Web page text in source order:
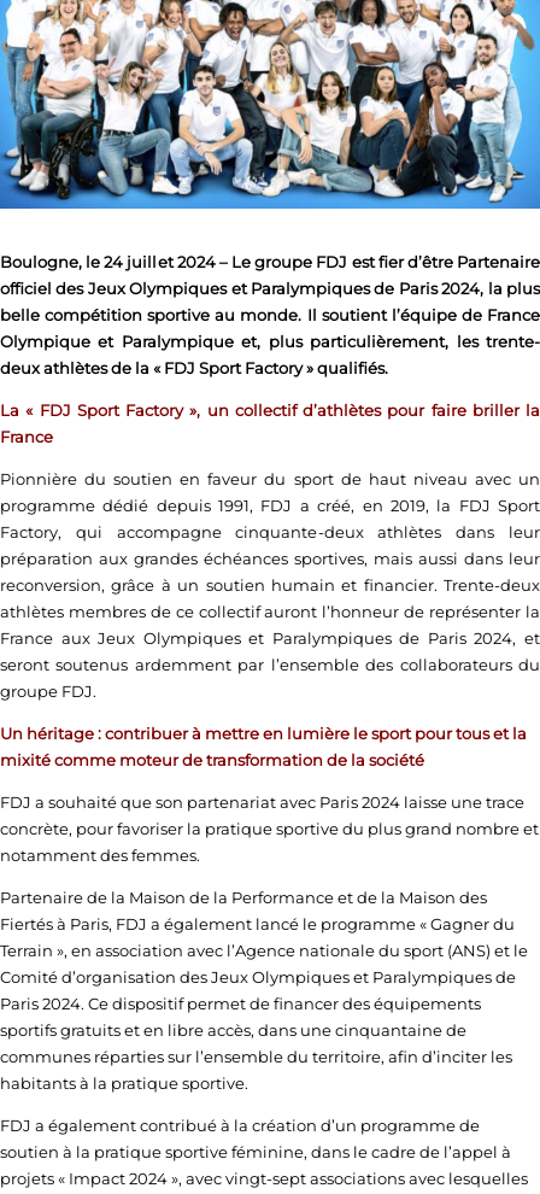
Boulogne, le 24 juillet 2024 – Le groupe FDJ est fier d’être Partenaire
officiel des Jeux Olympiques et Paralympiques de Paris 2024, la plus
belle compétition sportive au monde. Il soutient l’équipe de France
Olympique et Paralympique et, plus particulièrement, les trente-
deux athlètes de la « FDJ Sport Factory » qualifiés.
La « FDJ Sport Factory », un collectif d’athlètes pour faire briller la
France
Pionnière du soutien en faveur du sport de haut niveau avec un
programme dédié depuis 1991, FDJ a créé, en 2019, la FDJ Sport
Factory, qui accompagne cinquante-deux athlètes dans leur
préparation aux grandes échéances sportives, mais aussi dans leur
reconversion, grâce à un soutien humain et financier. Trente-deux
athlètes membres de ce collectif auront l’honneur de représenter la
France aux Jeux Olympiques et Paralympiques de Paris 2024, et
seront soutenus ardemment par l’ensemble des collaborateurs du
groupe FDJ.
Un héritage : contribuer à mettre en lumière le sport pour tous et la
mixité comme moteur de transformation de la société
FDJ a souhaité que son partenariat avec Paris 2024 laisse une trace
concrète, pour favoriser la pratique sportive du plus grand nombre et
notamment des femmes.
Partenaire de la Maison de la Performance et de la Maison des
Fiertés à Paris, FDJ a également lancé le programme « Gagner du
Terrain », en association avec l’Agence nationale du sport (ANS) et le
Comité d’organisation des Jeux Olympiques et Paralympiques de
Paris 2024. Ce dispositif permet de financer des équipements
sportifs gratuits et en libre accès, dans une cinquantaine de
communes réparties sur l’ensemble du territoire, afin d’inciter les
habitants à la pratique sportive.
FDJ a également contribué à la création d’un programme de
soutien à la pratique sportive féminine, dans le cadre de l’appel à
projets « Impact 2024 », avec vingt-sept associations avec lesquelles